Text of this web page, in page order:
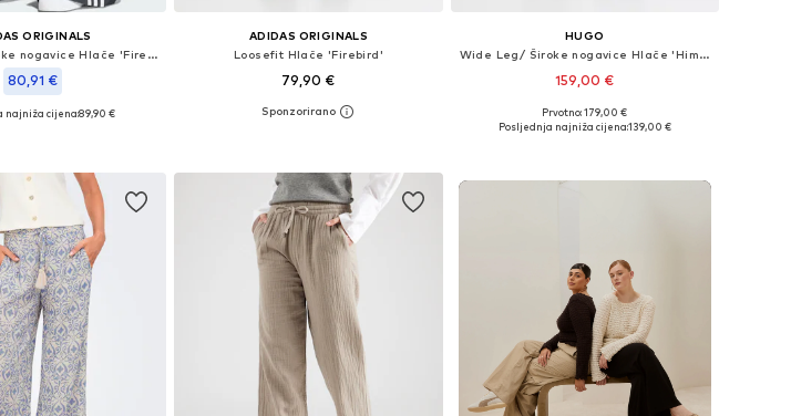
ORIGINALS
Wide Leg/ Široke nogavice Hlače 'Firebird Adilenium'
80,91 €
+1
najniža cijena:89,90 €
ADIDAS ORIGINALS
Loosefit Hlače 'Firebird'
79,90 €
Dostupno u više veličina
HUGO
Wide Leg/ Široke nogavice Hlače 'Himia'
159,00 €
Dostupne veličine: 34, 36, 38, 40, 42, 44
Prvotno: 179,00 €
Posljednja najniža cijena:139,00 €